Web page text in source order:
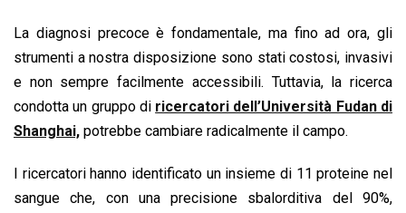
La diagnosi precoce è fondamentale, ma fino ad ora, gli
strumenti a nostra disposizione sono stati costosi, invasivi
e non sempre facilmente accessibili. Tuttavia, la ricerca
condotta un gruppo di ricercatori dell’Università Fudan di
Shanghai, potrebbe cambiare radicalmente il campo.
I ricercatori hanno identificato un insieme di 11 proteine nel
sangue che, con una precisione sbalorditiva del 90%,